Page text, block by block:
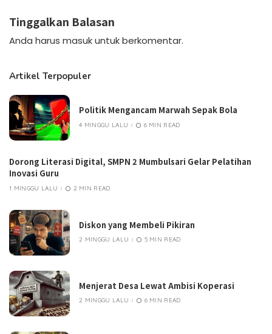
Tinggalkan Balasan
Anda harus masukuntuk berkomentar.
Artikel Terpopuler
Politik Mengancam Marwah Sepak Bola
4 MINGGU LALU 6 MIN READ
Dorong Literasi Digital, SMPN 2 Mumbulsari Gelar Pelatihan
Inovasi Guru
1 MINGGU LALU 2 MIN READ
Diskon yang Membeli Pikiran
2 MINGGU LALU 5 MIN READ
Menjerat Desa Lewat Ambisi Koperasi
2 MINGGU LALU 6 MIN READ